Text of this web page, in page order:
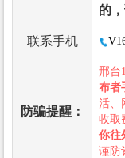
的，
联系手机
防骗提醒：
邢台
布者
活、
收取
你往
谨防